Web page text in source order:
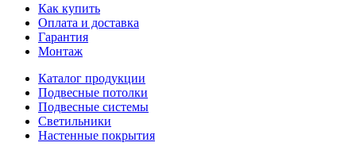
Как купить
Оплата и доставка
Гарантия
Монтаж
Каталог продукции
Подвесные потолки
Подвесные системы
Светильники
Настенные покрытия